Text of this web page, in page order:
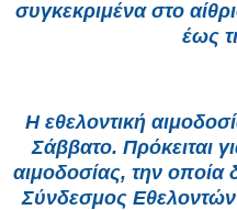
συγκεκριμένα στο
έως
Η εθελοντική
Σάββατο. Πρόκειται
αιμοδοσίας, την οποία
Σύνδεσμος